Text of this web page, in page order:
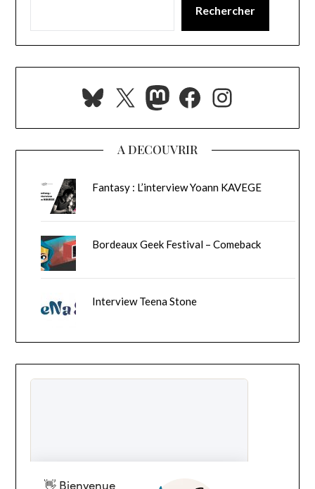
Rechercher
Bluesky
X Mastodon
Facebook
A DECOUVRIR
Fantasy : L’interview Yoann KAVEGE
Bordeaux Geek Festival – Comeback
Interview Teena Stone